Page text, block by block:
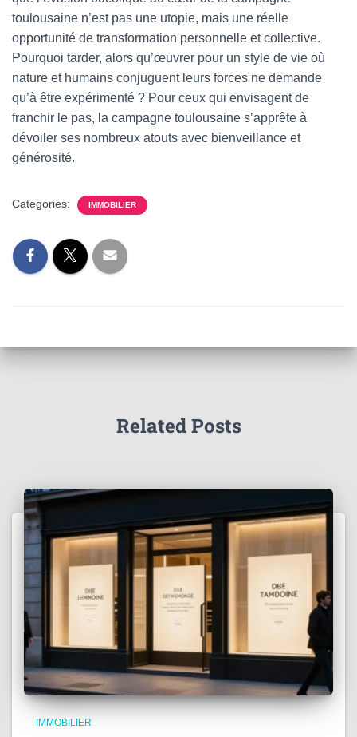
toulousaine n’est pas une utopie, mais une réelle
opportunité de transformation personnelle et collective.
Pourquoi tarder, alors qu’œuvrer pour un style de vie où
nature et humains conjuguent leurs forces ne demande
qu’à être expérimenté ? Pour ceux qui envisagent de
franchir le pas, la campagne toulousaine s’apprête à
dévoiler ses nombreux atouts avec bienveillance et
générosité.
Categories: IMMOBILIER
Related Posts
IMMOBILIER